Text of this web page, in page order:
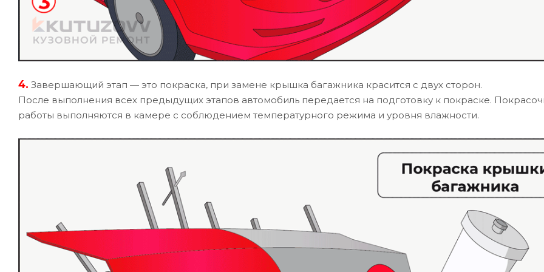
4. Завершающий этап — это покраска, при замене крышка багажника красится с двух сторон.
После выполнения всех предыдущих этапов автомобиль передается на подготовку к покраске.
работы выполняются в камере с соблюдением температурного режима и уровня влажности.